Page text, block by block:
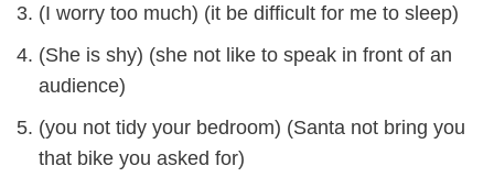
(I worry too much) (it be difficult for me to sleep)
(She is shy) (she not like to speak in front of an
audience)
(you not tidy your bedroom) (Santa not bring you
that bike you asked for)